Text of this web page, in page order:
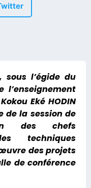
sous l’égide du
l’enseignement
Eké HODIN
de la session de
des chefs
techniques
des projets
de conférence